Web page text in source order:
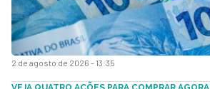
2 de agosto de 2026 - 13:35